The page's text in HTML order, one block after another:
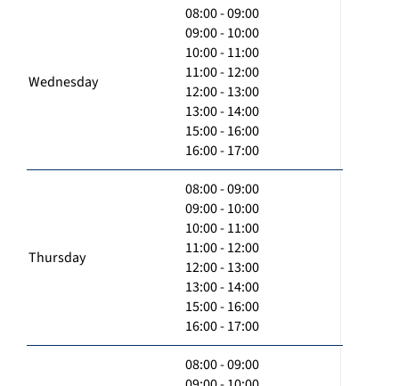
Wednesday
08:00 - 09:00
09:00 - 10:00
10:00 - 11:00
11:00 - 12:00
12:00 - 13:00
13:00 - 14:00
15:00 - 16:00
16:00 - 17:00
Thursday
08:00 - 09:00
09:00 - 10:00
10:00 - 11:00
11:00 - 12:00
12:00 - 13:00
13:00 - 14:00
15:00 - 16:00
16:00 - 17:00
08:00 - 09:00